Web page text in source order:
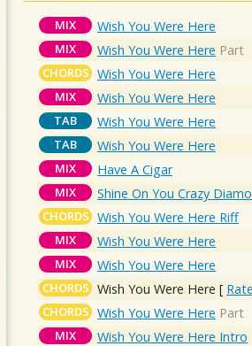
MIX Wish You Were Here
MIX Wish You Were Here Part
CHORDS Wish You Were Here
MIX Wish You Were Here
TAB Wish You Were Here
TAB Wish You Were Here
MIX Have A Cigar
MIX Shine On You Crazy
CHORDS Wish You Were Here Riff
MIX Wish You Were Here
MIX Wish You Were Here
CHORDS Wish You Were Here [ Rate
CHORDS Wish You Were Here Part
MIX Wish You Were Here Intro